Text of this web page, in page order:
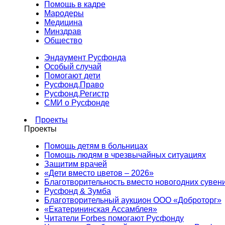
Помощь в кадре
Мародеры
Медицина
Минздрав
Общество
Эндаумент Русфонда
Особый случай
Помогают дети
Русфонд.Право
Русфонд.Регистр
СМИ о Русфонде
Проекты
Проекты
Помощь детям в больницах
Помощь людям в чрезвычайных ситуациях
Защитим врачей
«Дети вместо цветов – 2026»
Благотворительность вместо новогодних
Русфонд & Зумба
Благотворительный аукцион ООО «Доброторг»
«Екатерининская Ассамблея»
Читатели Forbes помогают Русфонду